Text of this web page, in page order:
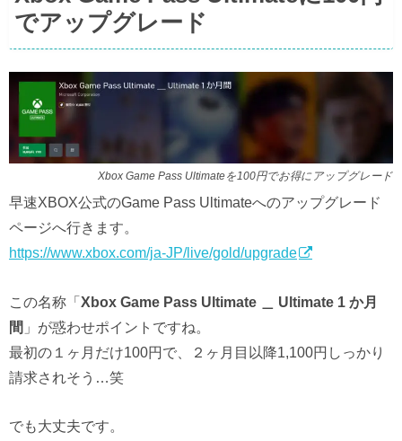
でアップグレード
Xbox Game Pass Ultimateを100円でお得にアップグレード
早速XBOX公式のGame Pass Ultimateへのアップグレード
ページへ行きます。
https://www.xbox.com/ja-JP/live/gold/upgrade
この名称「Xbox Game Pass Ultimate ＿ Ultimate 1 か月
間 」が惑わせポイントですね。
最初の１ヶ月だけ100円で、２ヶ月目以降1,100円しっかり
請求されそう…笑
でも大丈夫です。